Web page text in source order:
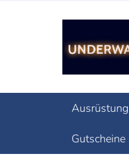
Gutscheine